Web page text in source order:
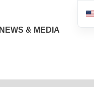
NEWS & MEDIA